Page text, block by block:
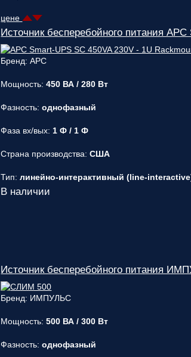
цене
Источник бесперебойного питания
Бренд: APC
Мощность:450 ВА / 280 Вт
Фазность:однофазный
Фаза вх/вых: 1 Ф / 1 Ф
Страна производства:США
Тип:линейно-интерактивный (line-
В наличии
Источник бесперебойного питания
Бренд: ИМПУЛЬС
Мощность:500 ВА / 300 Вт
Фазность:однофазный